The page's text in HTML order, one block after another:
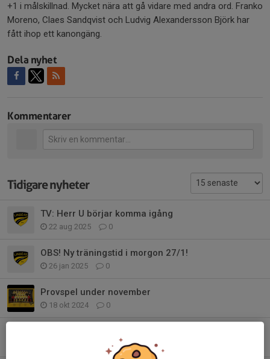
+1 i målskillnad. Mycket nära att gå vidare med andra ord. Franko
Moreno, Claes Sandqvist och Ludvig Alexandersson Björk har
fått ihop ett kanongäng.
Dela nyhet
Kommentarer
Tidigare nyheter
TV: Herr U börjar komma igång
22 aug 2025 0
OBS! Ny träningstid i morgon 27/1!
26 jan 2025 0
Provspel under november
18 okt 2024 0